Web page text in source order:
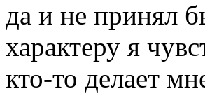
да и не принял
характеру я
кто-то делает